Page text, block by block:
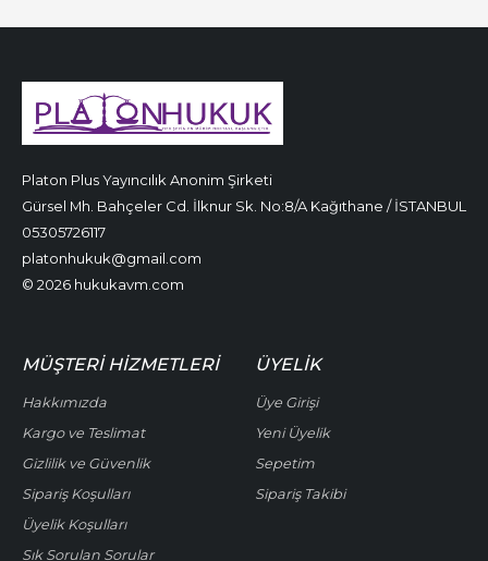
Platon Plus Yayıncılık Anonim Şirketi
Gürsel Mh. Bahçeler Cd. İlknur Sk. No:8/A Kağıthane / İSTANBUL
05305726117
platonhukuk@gmail.com
© 2026 hukukavm.com
MÜŞTERI HIZMETLERI
Hakkımızda
Kargo ve Teslimat
Gizlilik ve Güvenlik
Sipariş Koşulları
Üyelik Koşulları
Sık Sorulan Sorular
ÜYELIK
Üye Girişi
Yeni Üyelik
Sepetim
Sipariş Takibi